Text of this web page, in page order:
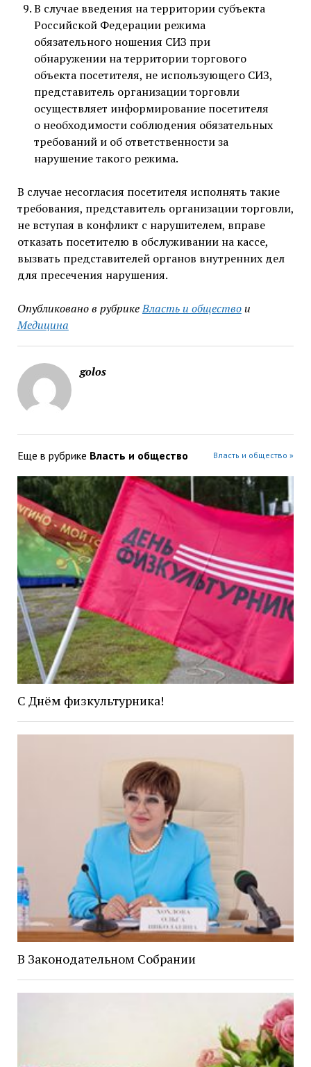
В случае введения на территории субъекта
Российской Федерации режима
обязательного ношения СИЗ при
обнаружении на территории торгового
объекта посетителя, не использующего СИЗ,
представитель организации торговли
осуществляет информирование посетителя
о необходимости соблюдения обязательных
требований и об ответственности за
нарушение такого режима.
В случае несогласия посетителя исполнять такие
требования, представитель организации торговли,
не вступая в конфликт с нарушителем, вправе
отказать посетителю в обслуживании на кассе,
вызвать представителей органов внутренних дел
для пресечения нарушения.
Опубликовано в рубрикеВласть и обществои
Медицина
golos
Еще в рубрике Власть и общество Власть и общество »
С Днём физкультурника!
В Законодательном Собрании